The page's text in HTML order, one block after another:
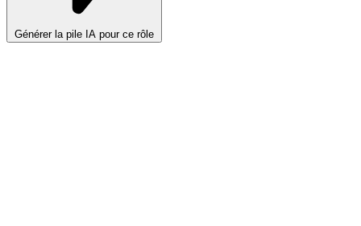
Générer la pile IA pour ce rôle